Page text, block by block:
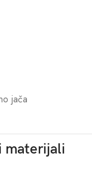
jača
materijali